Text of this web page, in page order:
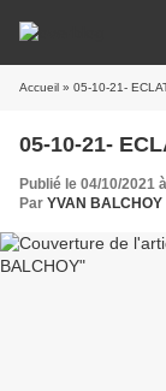
Accueil » 05-10-21-
05-10-21-
Publié le 04/10/2021
Par YVAN BALCHOY